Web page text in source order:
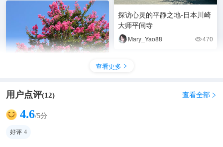
#紫薇花
探访心灵的平静之地-日本川崎
大师平间寺
Mary_Yao88 470
查看更多 
用户点评(12) 查看全部 
4.6/5分
好评 4